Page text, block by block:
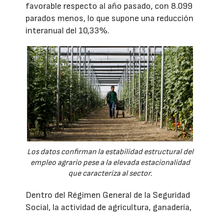
favorable respecto al año pasado, con 8.099
parados menos, lo que supone una reducción
interanual del 10,33%.
Los datos confirman la estabilidad estructural del
empleo agrario pese a la elevada estacionalidad
que caracteriza al sector.
Dentro del Régimen General de la Seguridad
Social, la actividad de agricultura, ganadería,